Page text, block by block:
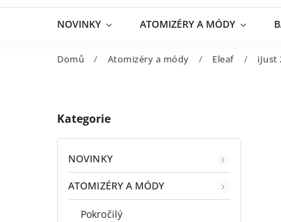
NOVINKY ATOMIZÉRY A MÓDY
Domů / Atomizéry a módy / Eleaf / iJust
Kategorie
NOVINKY
ATOMIZÉRY A MÓDY
Pokročilý